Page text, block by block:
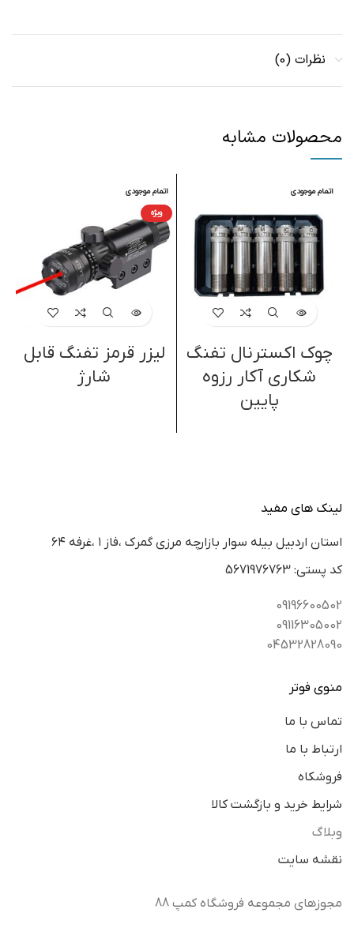
نظرات (0)
محصولات مشابه
اتمام موجودی
چوک اکسترنال تفنگ
شکاری آکار رزوه
پایین
اتمام موجودی
ویژه
لیزر قرمز تفنگ قابل
شارژ
لینک های مفید
استان اردبيل بيله سوار بازارچه مرزي گمرك ،فاز ١ ،غرفه ٦٤
كد پستي: 5671976763
09196600502
09116305002
04532828090
منوی فوتر
تماس با ما
ارتباط با ما
فروشکاه
شرایط خرید و بازگشت کالا
وبلاگ
نقشه سایت
مجوزهای مجموعه فروشگاه کمپ 88